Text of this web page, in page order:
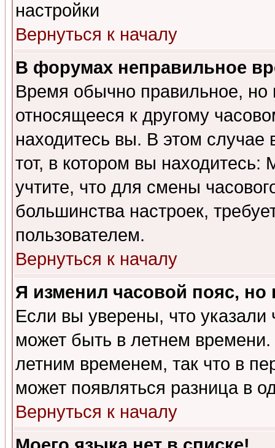
настройки
Вернуться к началу
В форумах неправильное
Время обычно правильное,
относящееся к другому
находитесь вы. В этом
тот, в котором вы
учтите, что для смены
большинства настроек,
пользователем.
Вернуться к началу
Я изменил часовой пояс,
Если вы уверены, что указали
может быть в летнем
летним временем, так что в
может появляться разница в
Вернуться к началу